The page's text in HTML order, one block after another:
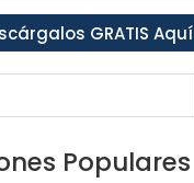
GRATIS Aquí
Populares